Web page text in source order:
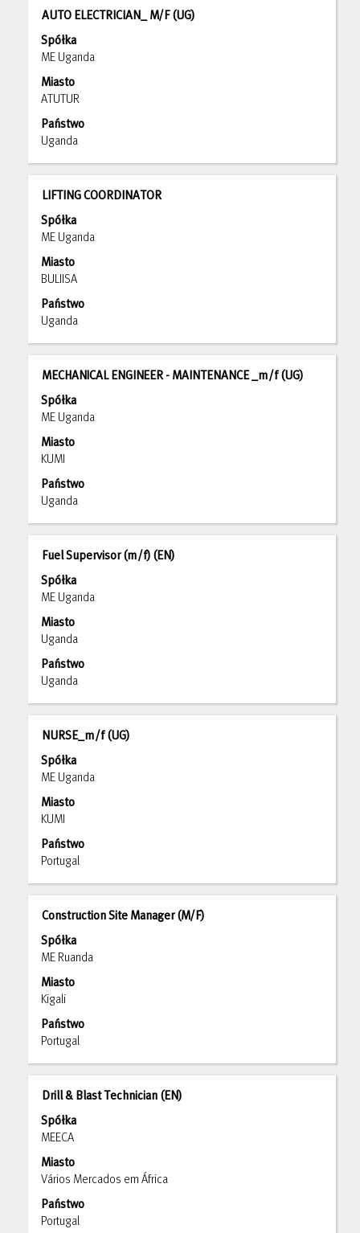
ofert
pracy.
pracy.
Tytuł
AUTO ELECTRICIAN_ M/F (UG)
Spółka
ME Uganda
Miasto
ATUTUR
Państwo
Uganda
Zaznacz
za
pomocą
spacji,
aby
wyświetlić
pełną
treść
oferty
pracy.
Tytuł
LIFTING COORDINATOR
Spółka
ME Uganda
Miasto
BULIISA
Państwo
Uganda
Zaznacz
za
pomocą
spacji,
aby
wyświetlić
pełną
treść
oferty
pracy.
Tytuł
MECHANICAL ENGINEER - MAINTENANCE _m/f (UG)
Spółka
ME Uganda
Miasto
KUMI
Państwo
Uganda
Zaznacz
za
pomocą
spacji,
aby
wyświetlić
pełną
treść
oferty
pracy.
Tytuł
Fuel Supervisor (m/f) (EN)
Spółka
ME Uganda
Miasto
Uganda
Państwo
Uganda
Zaznacz
za
pomocą
spacji,
aby
wyświetlić
pełną
treść
oferty
pracy.
Tytuł
NURSE_m/f (UG)
Spółka
ME Uganda
Miasto
KUMI
Państwo
Portugal
Zaznacz
za
pomocą
spacji,
aby
wyświetlić
pełną
treść
oferty
pracy.
Tytuł
Construction Site Manager (M/F)
Spółka
ME Ruanda
Miasto
Kigali
Państwo
Portugal
Zaznacz
za
pomocą
aby
wyświetlić
pełną
treść
oferty
pracy.
Tytuł
Drill & Blast Technician (EN)
Spółka
MEECA
Miasto
Vários Mercados em África
Państwo
Portugal
Zaznacz
za
pomocą
aby
wyświetlić
pełną
treść